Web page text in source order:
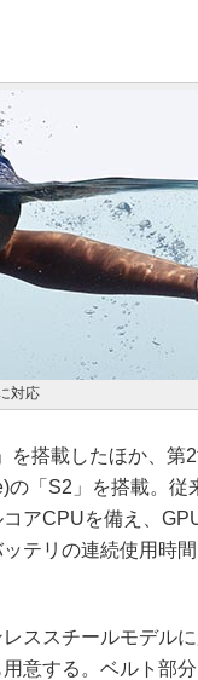
対応
を搭載したほか、第
の「S2」を搭載。従
アCPUを備え、
テリの連続使用時
ススチールモデル
意する。ベルト部